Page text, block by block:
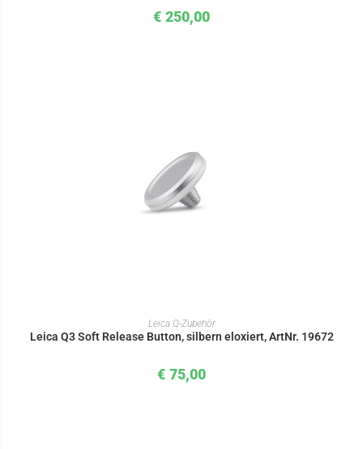
€ 250,00
IN DEN WARENKORB
Leica Q-Zubehör
Leica Q3 Soft Release Button, silbern eloxiert, ArtNr. 19672
€ 75,00